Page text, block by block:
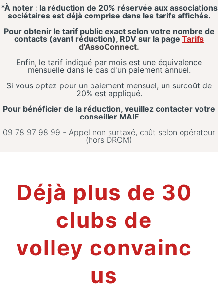
*À noter : la réduction de 20% réservée aux associations
sociétaires est déjà comprise dans les tarifs affichés.
Pour obtenir le tarif public exact selon votre nombre de
contacts (avant réduction), RDV sur la page Tarifs
d'AssoConnect.
Enfin, le tarif indiqué par mois est une équivalence
mensuelle dans le cas d'un paiement annuel.
Si vous optez pour un paiement mensuel, un surcoût de
20% est appliqué.
Pour bénéficier de la réduction, veuillez contacter votre
conseiller MAIF
09 78 97 98 99 - Appel non surtaxé, coût selon opérateur
(hors DROM)
Déjà plus de 30
clubs de
volley convainc
us